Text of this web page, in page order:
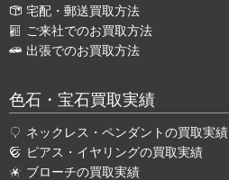
宅配・郵送買取方法
ご来社でのお買取方法
出張でのお買取方法
色石・宝石買取実績
ネックレス・ペンダントの買取実績
ピアス・イヤリングの買取実績
ブローチの買取実績